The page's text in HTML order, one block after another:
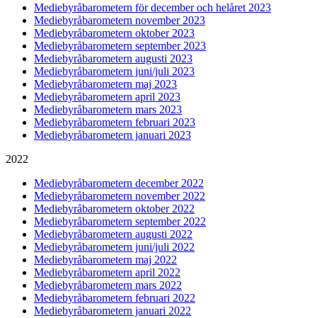
Mediebyråbarometern för december och helåret 2023
Mediebyråbarometern november 2023
Mediebyråbarometern oktober 2023
Mediebyråbarometern september 2023
Mediebyråbarometern augusti 2023
Mediebyråbarometern juni/juli 2023
Mediebyråbarometern maj 2023
Mediebyråbarometern april 2023
Mediebyråbarometern mars 2023
Mediebyråbarometern februari 2023
Mediebyråbarometern januari 2023
2022
Mediebyråbarometern december 2022
Mediebyråbarometern november 2022
Mediebyråbarometern oktober 2022
Mediebyråbarometern september 2022
Mediebyråbarometern augusti 2022
Mediebyråbarometern juni/juli 2022
Mediebyråbarometern maj 2022
Mediebyråbarometern april 2022
Mediebyråbarometern mars 2022
Mediebyråbarometern februari 2022
Mediebyråbarometern januari 2022